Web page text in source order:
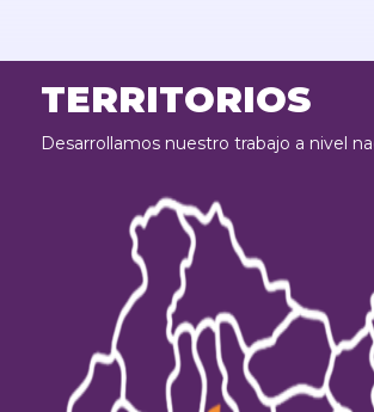
TERRITORIOS
Desarrollamos nuestro trabajo a nivel